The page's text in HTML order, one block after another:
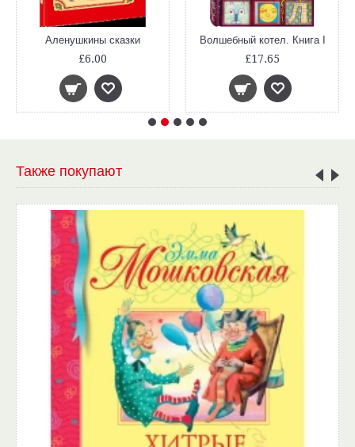
Аленушкины сказки
£6.00
Волшебный котел. Книга I
£17.65
Также покупают